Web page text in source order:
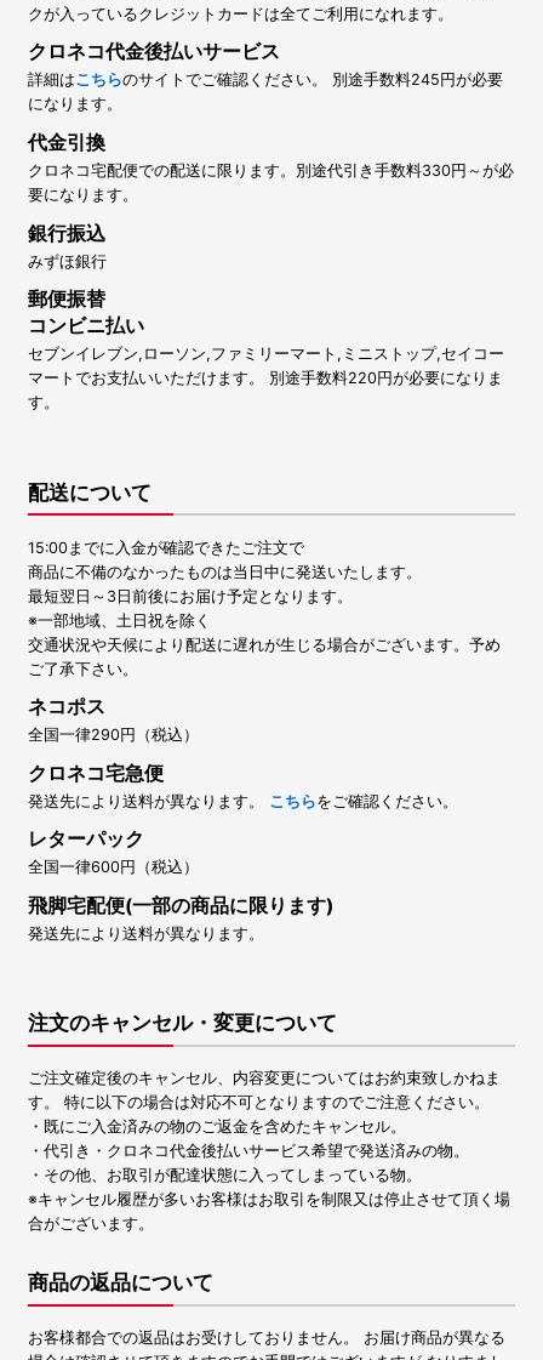
クが入っているクレジットカードは全てご利用になれます。
クロネコ代金後払いサービス
詳細はこちらのサイトでご確認ください。 別途手数料245円が必要
になります。
代金引換
クロネコ宅配便での配送に限ります。別途代引き手数料330円～が必
要になります。
銀行振込
みずほ銀行
郵便振替
コンビニ払い
セブンイレブン,ローソン,ファミリーマート,ミニストップ,セイコー
マートでお支払いいただけます。 別途手数料220円が必要になりま
す。
配送について
15:00までに入金が確認できたご注文で
商品に不備のなかったものは当日中に発送いたします。
最短翌日～3日前後にお届け予定となります。
※一部地域、土日祝を除く
交通状況や天候により配送に遅れが生じる場合がございます。予め
ご了承下さい。
ネコポス
全国一律290円（税込）
クロネコ宅急便
発送先により送料が異なります。 こちらをご確認ください。
レターパック
全国一律600円（税込）
飛脚宅配便(一部の商品に限ります)
発送先により送料が異なります。
注文のキャンセル・変更について
ご注文確定後のキャンセル、内容変更についてはお約束致しかねま
す。 特に以下の場合は対応不可となりますのでご注意ください。
・既にご入金済みの物のご返金を含めたキャンセル。
・代引き・クロネコ代金後払いサービス希望で発送済みの物。
・その他、お取引が配達状態に入ってしまっている物。
※キャンセル履歴が多いお客様はお取引を制限又は停止させて頂く場
合がございます。
商品の返品について
お客様都合での返品はお受けしておりません。 お届け商品が異なる